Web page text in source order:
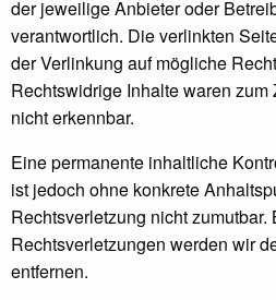
der jeweilige Anbieter oder
verantwortlich. Die verlinkten
der Verlinkung auf mögliche
Rechtswidrige Inhalte waren
nicht erkennbar.
Eine permanente inhaltliche
ist jedoch ohne konkrete
Rechtsverletzung nicht
Rechtsverletzungen werden wir
entfernen.